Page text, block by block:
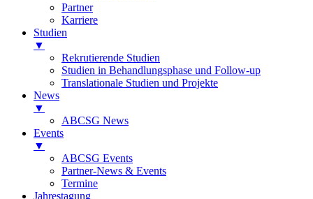
Partner
Karriere
Studien
▼
Rekrutierende Studien
Studien in Behandlungsphase und Follow-up
Translationale Studien und Projekte
News
▼
ABCSG News
Events
▼
ABCSG Events
Partner-News & Events
Termine
Jahrestagung